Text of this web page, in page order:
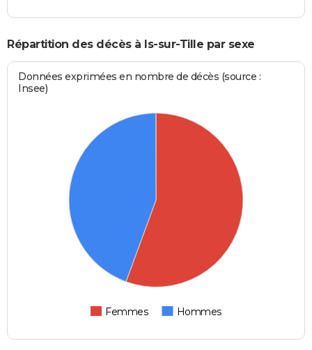
Répartition des décès à Is-sur-Tille par sexe
Données exprimées en nombre de décès (source :
Insee)
Femmes Hommes